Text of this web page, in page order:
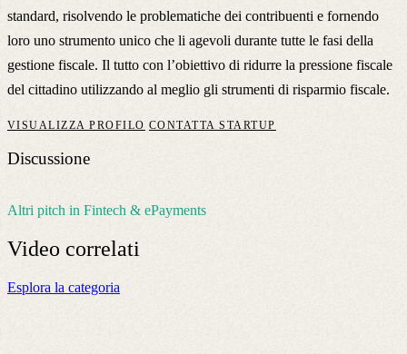
standard, risolvendo le problematiche dei contribuenti e fornendo
loro uno strumento unico che li agevoli durante tutte le fasi della
gestione fiscale. Il tutto con l’obiettivo di ridurre la pressione fiscale
del cittadino utilizzando al meglio gli strumenti di risparmio fiscale.
VISUALIZZA PROFILO CONTATTA STARTUP
Discussione
Altri pitch in Fintech & ePayments
Video correlati
Esplora la categoria